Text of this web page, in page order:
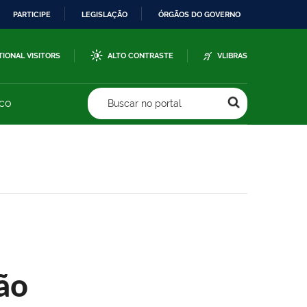
PARTICIPE LEGISLAÇÃO ÓRGÃOS DO GOVERNO
VISITORS ALTO CONTRASTE VLIBRAS
Buscar no portal